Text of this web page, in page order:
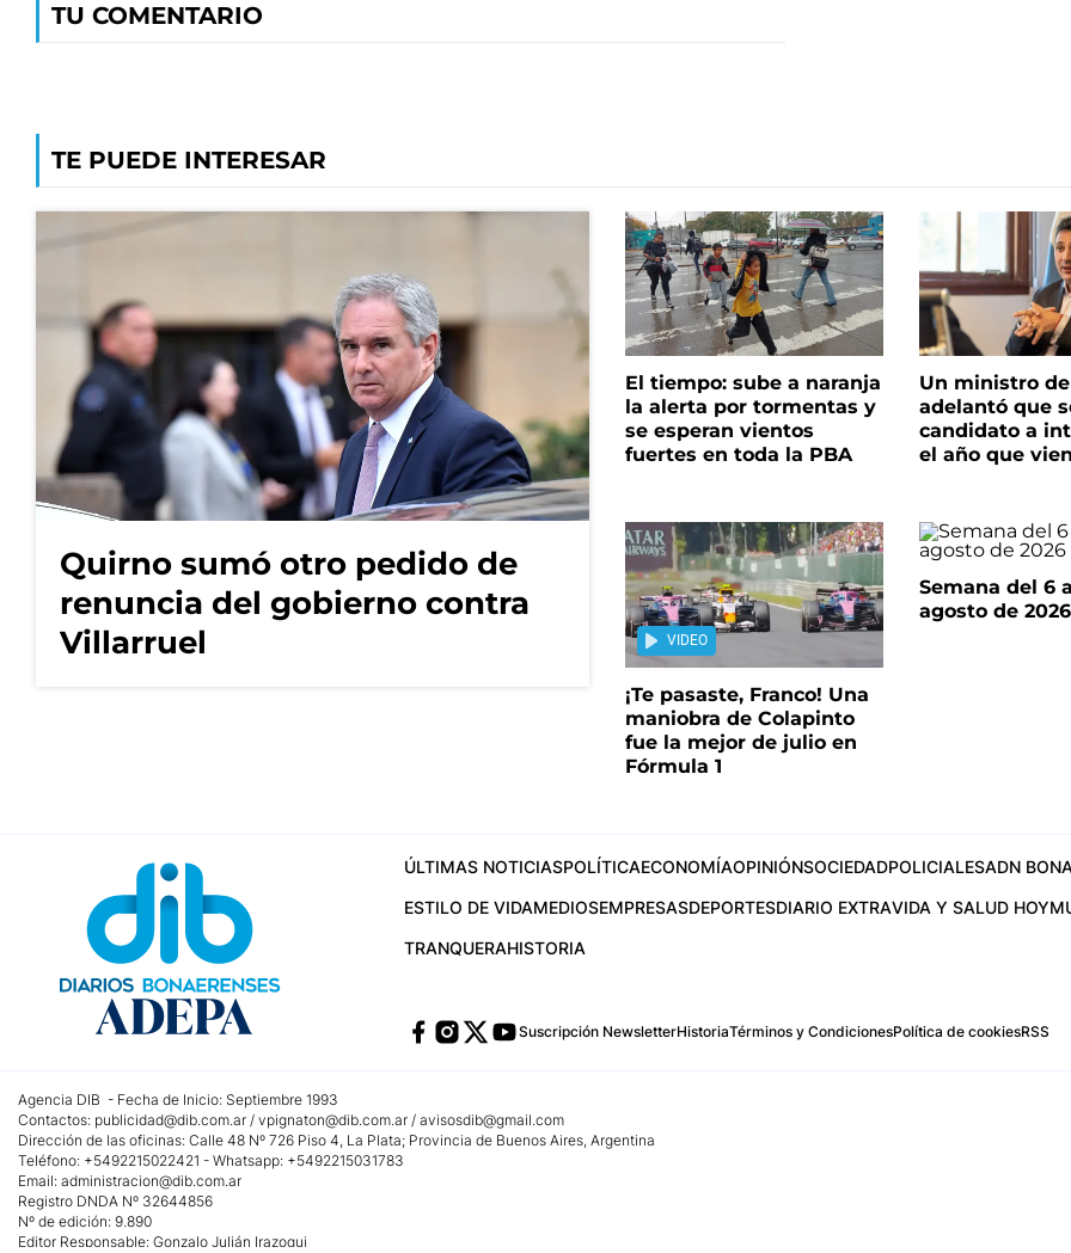
TU COMENTARIO
TE PUEDE INTERESAR
Quirno sumó otro pedido de
renuncia del gobierno contra
Villarruel
El tiempo: sube a naranja
la alerta por tormentas y
se esperan vientos
fuertes en toda la PBA
Un ministro
adelantó que
candidato a
el año que
VIDEO
¡Te pasaste, Franco! Una
maniobra de Colapinto
fue la mejor de julio en
Fórmula 1
Semana del 6
agosto de 2026
ÚLTIMAS NOTICIASPOLÍTICAECONOMÍAOPINIÓNSOCIEDADPOLICIALESADN
ESTILO DE VIDAMEDIOSEMPRESASDEPORTESDIARIO EXTRAVIDA Y SALUD HOY
TRANQUERAHISTORIA
Suscripción NewsletterHistoriaTérminos y CondicionesPolítica de cookiesRSS
Agencia DIB - Fecha de Inicio: Septiembre 1993
Contactos: publicidad@dib.com.ar / vpignaton@dib.com.ar / avisosdib@gmail.com
Dirección de las oficinas: Calle 48 Nº 726 Piso 4, La Plata; Provincia de Buenos Aires, Argentina
Teléfono: +5492215022421 - Whatsapp: +5492215031783
Email: administracion@dib.com.ar
Registro DNDA Nº 32644856
Nº de edición: 9.890
Editor Responsable: Gonzalo Julián Irazoqui